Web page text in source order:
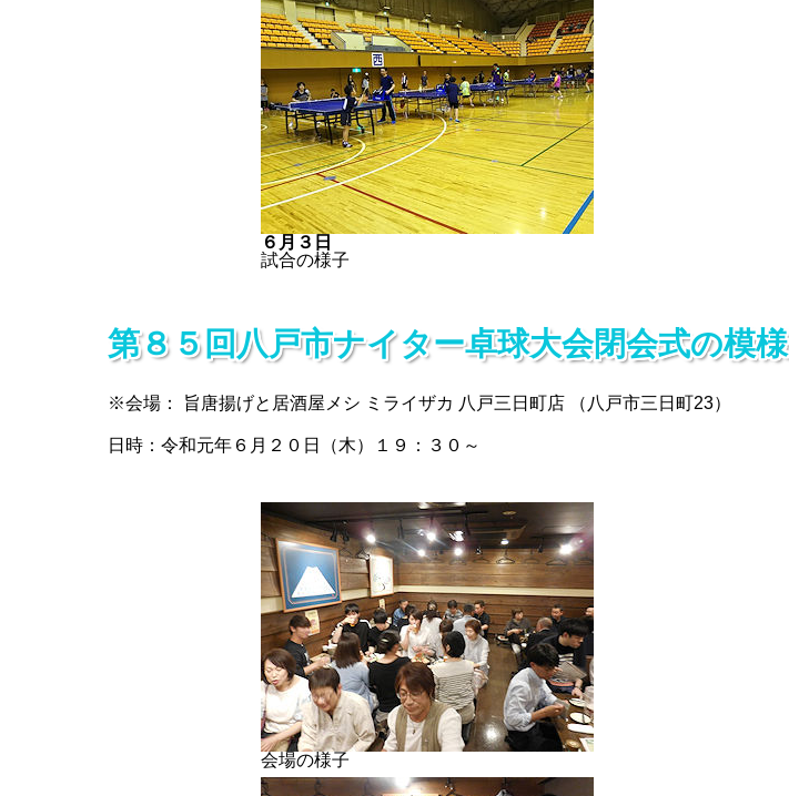
６月３日
試合の様子
第８５回八戸市ナイター卓球大会閉会式の模様
※会場： 旨唐揚げと居酒屋メシ ミライザカ 八戸三日町店 （八戸市三日町23）
日時：令和元年６月２０日（木）１９：３０～
会場の様子